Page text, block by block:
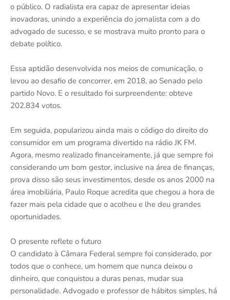
o público. O radialista era capaz de apresentar ideias
inovadoras, unindo a experiência do jornalista com a do
advogado de sucesso, e se mostrava muito pronto para o
debate político.
Essa aptidão desenvolvida nos meios de comunicação, o
levou ao desafio de concorrer, em 2018, ao Senado pelo
partido Novo. E o resultado foi surpreendente: obteve
202.834 votos.
Em seguida, popularizou ainda mais o código do direito do
consumidor em um programa divertido na rádio JK FM.
Agora, mesmo realizado financeiramente, já que sempre foi
considerando um bom gestor, inclusive na área de finanças,
prova disso são seus investimentos, desde os anos 2000 na
área imobiliária, Paulo Roque acredita que chegou a hora de
fazer mais pela cidade que o acolheu e lhe deu grandes
oportunidades.
O presente reflete o futuro
O candidato à Câmara Federal sempre foi considerado, por
todos que o conhece, um homem que nunca deixou o
dinheiro, que conquistou a duras penas, mudar sua
personalidade. Advogado e professor de hábitos simples, há